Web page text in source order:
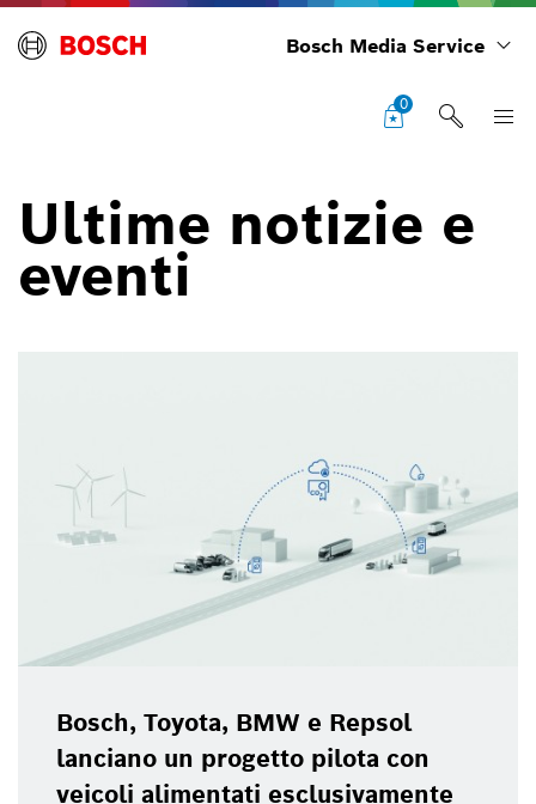
Bosch Media Service
0
Ultime notizie e
eventi
Bosch, Toyota, BMW e Repsol
lanciano un progetto pilota con
veicoli alimentati esclusivamente